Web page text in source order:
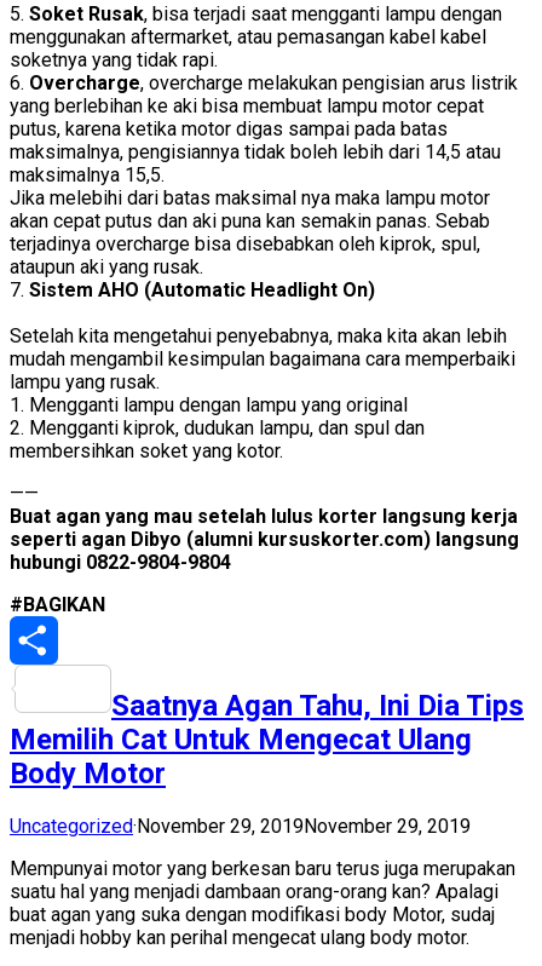
5. Soket Rusak, bisa terjadi saat mengganti lampu dengan
menggunakan aftermarket, atau pemasangan kabel kabel
soketnya yang tidak rapi.
6. Overcharge, overcharge melakukan pengisian arus listrik
yang berlebihan ke aki bisa membuat lampu motor cepat
putus, karena ketika motor digas sampai pada batas
maksimalnya, pengisiannya tidak boleh lebih dari 14,5 atau
maksimalnya 15,5.
Jika melebihi dari batas maksimal nya maka lampu motor
akan cepat putus dan aki puna kan semakin panas. Sebab
terjadinya overcharge bisa disebabkan oleh kiprok, spul,
ataupun aki yang rusak.
7. Sistem AHO (Automatic Headlight On)
Setelah kita mengetahui penyebabnya, maka kita akan lebih
mudah mengambil kesimpulan bagaimana cara memperbaiki
lampu yang rusak.
1. Mengganti lampu dengan lampu yang original
2. Mengganti kiprok, dudukan lampu, dan spul dan
membersihkan soket yang kotor.
——
Buat agan yang mau setelah lulus korter langsung kerja
seperti agan Dibyo (alumni kursuskorter.com) langsung
hubungi 0822-9804-9804
#BAGIKAN
Saatnya Agan Tahu, Ini Dia Tips
Memilih Cat Untuk Mengecat Ulang
Body Motor
Uncategorized·November 29, 2019November 29, 2019
Mempunyai motor yang berkesan baru terus juga merupakan
suatu hal yang menjadi dambaan orang-orang kan? Apalagi
buat agan yang suka dengan modifikasi body Motor, sudaj
menjadi hobby kan perihal mengecat ulang body motor.